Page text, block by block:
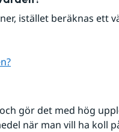
istället beräknas ett
gör det med hög
när man vill ha koll